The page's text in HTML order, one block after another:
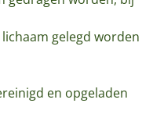
gelegd worden
en opgeladen